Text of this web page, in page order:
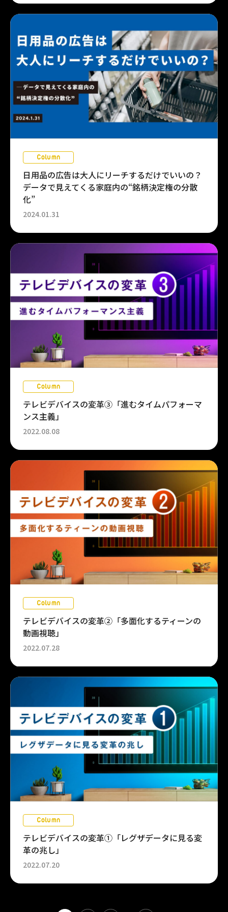
Column
日用品の広告は大人にリーチするだけでいいの？
データで見えてくる家庭内の“銘柄決定権の分散
化”
2024.01.31
Column
テレビデバイスの変革③「進むタイムパフォーマ
ンス主義」
2022.08.08
Column
テレビデバイスの変革②「多面化するティーンの
動画視聴」
2022.07.28
Column
テレビデバイスの変革①「レグザデータに見る変
革の兆し」
2022.07.20